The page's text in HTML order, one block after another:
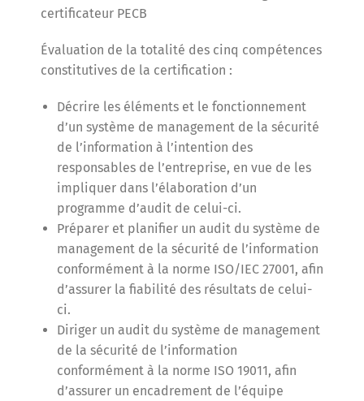
certificateur PECB
Évaluation de la totalité des cinq compétences
constitutives de la certification :
Décrire les éléments et le fonctionnement
d’un système de management de la sécurité
de l’information à l’intention des
responsables de l’entreprise, en vue de les
impliquer dans l’élaboration d’un
programme d’audit de celui-ci.
Préparer et planifier un audit du système de
management de la sécurité de l’information
conformément à la norme ISO/IEC 27001, afin
d’assurer la fiabilité des résultats de celui-
ci.
Diriger un audit du système de management
de la sécurité de l’information
conformément à la norme ISO 19011, afin
d’assurer un encadrement de l’équipe